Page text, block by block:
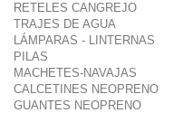
RETELES CANGREJO
TRAJES DE AGUA
LÁMPARAS - LINTERNAS
PILAS
MACHETES-NAVAJAS
CALCETINES NEOPRENO
GUANTES NEOPRENO